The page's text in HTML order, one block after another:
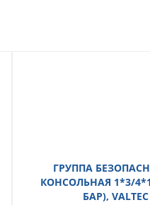
ГРУППА
КОНСОЛЬНАЯ 1*3/
БАР), VALTEC